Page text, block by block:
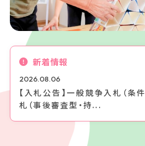
新着情報
2026.08.06
【入札公告】一般競争入札（条
札（事後審査型・持...